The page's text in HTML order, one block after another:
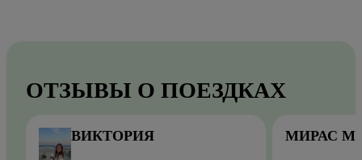
ОТЗЫВЫ О ПОЕЗДКАХ
ВИКТОРИЯ МИРАС